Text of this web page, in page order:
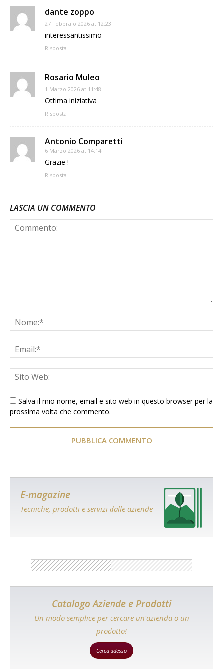
dante zoppo
27 Febbraio 2026 at 12:23
interessantissimo
Risposta
Rosario Muleo
1 Marzo 2026 at 11:48
Ottima iniziativa
Risposta
Antonio Comparetti
6 Marzo 2026 at 14:14
Grazie !
Risposta
LASCIA UN COMMENTO
Salva il mio nome, email e sito web in questo browser per la
prossima volta che commento.
E-magazine
Tecniche, prodotti e servizi dalle aziende
Catalogo Aziende e Prodotti
Un modo semplice per cercare un'azienda o un
prodotto!
Cerca adesso